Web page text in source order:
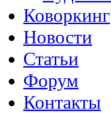
Коворкинг
Новости
Статьи
Форум
Контакты